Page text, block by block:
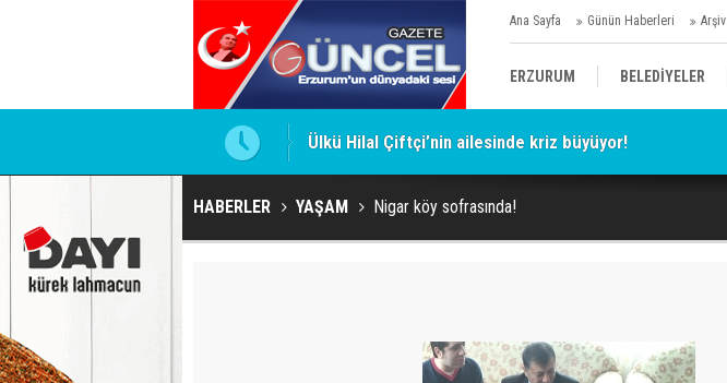
Ana Sayfa Günün Haberleri Arşiv
ERZURUM BELEDİYELER
SİYASET
Ülkü Hilal Çiftçi’nin ailesinde kriz büyüyor!
HABERLER YAŞAM Nigar köy sofrasında!